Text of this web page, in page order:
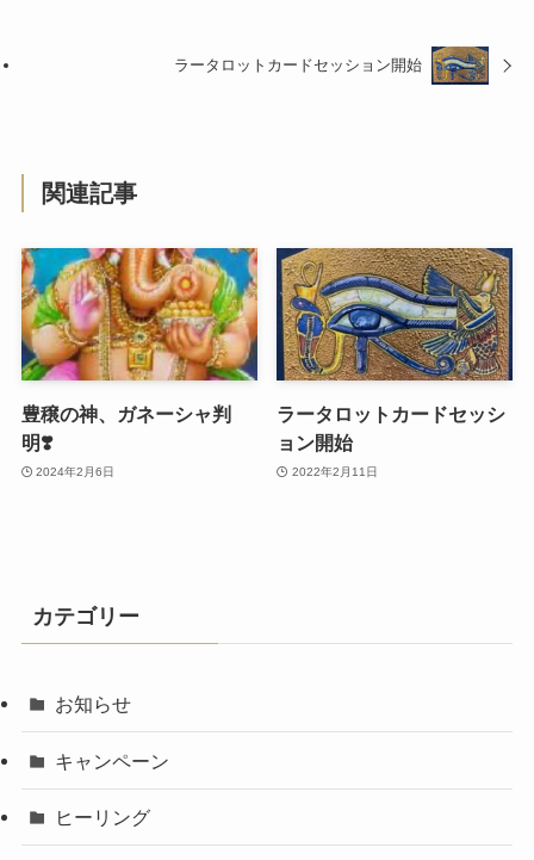
ラータロットカードセッション開始
関連記事
豊穣の神、ガネーシャ判
明❣️
2024年2月6日
ラータロットカードセッシ
ョン開始
2022年2月11日
カテゴリー
お知らせ
キャンペーン
ヒーリング